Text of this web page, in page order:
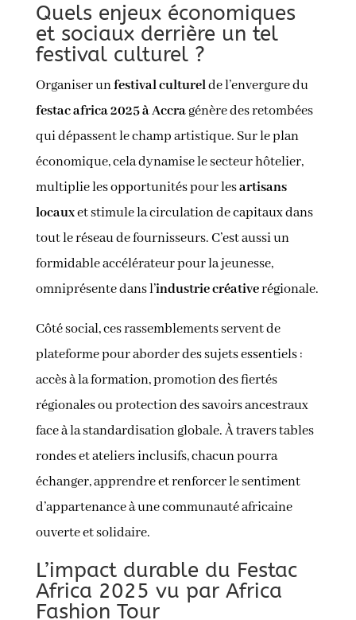
Quels enjeux économiques
et sociaux derrière un tel
festival culturel ?
Organiser unfestival culturelde l’envergure du
festac africa 2025 à Accragénère des retombées
qui dépassent le champ artistique. Sur le plan
économique, cela dynamise le secteur hôtelier,
multiplie les opportunités pour lesartisans
locauxet stimule la circulation de capitaux dans
tout le réseau de fournisseurs. C’est aussi un
formidable accélérateur pour la jeunesse,
omniprésente dans l’industrie créativerégionale.
Côté social, ces rassemblements servent de
plateforme pour aborder des sujets essentiels :
accès à la formation, promotion des fiertés
régionales ou protection des savoirs ancestraux
face à la standardisation globale. À travers tables
rondes et ateliers inclusifs, chacun pourra
échanger, apprendre et renforcer le sentiment
d’appartenance à une communauté africaine
ouverte et solidaire.
L’impact durable du Festac
Africa 2025 vu par Africa
Fashion Tour